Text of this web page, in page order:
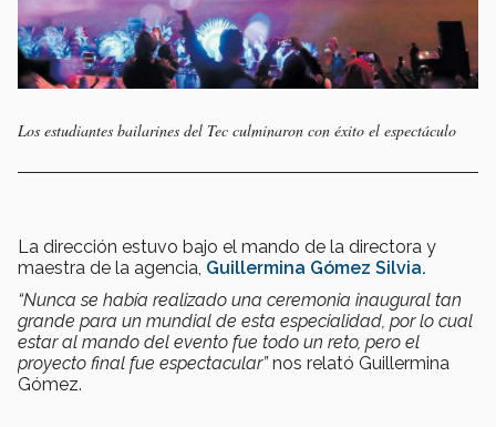
Los estudiantes bailarines del Tec culminaron con éxito el espectáculo
La dirección estuvo bajo el mando de la directora y
maestra de la agencia, Guillermina Gómez Silvia.
“Nunca se había realizado una ceremonia inaugural tan
grande para un mundial de esta especialidad, por lo cual
estar al mando del evento fue todo un reto, pero el
proyecto final fue espectacular”nos relató Guillermina
Gómez.